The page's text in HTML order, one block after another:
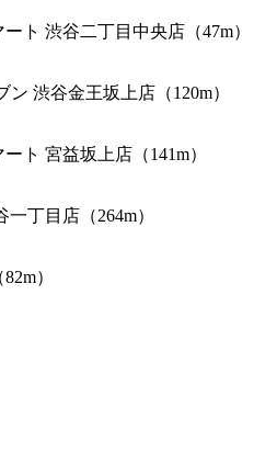
ト 渋谷二丁目中央店（47m）
ン 渋谷金王坂上店（120m）
ト 宮益坂上店（141m）
一丁目店（264m）
）